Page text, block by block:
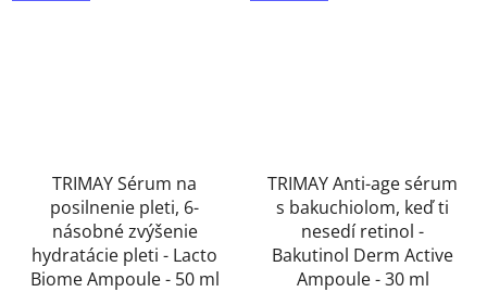
TRIMAY Sérum na
posilnenie pleti, 6-
násobné zvýšenie
hydratácie pleti - Lacto
Biome Ampoule - 50 ml
TRIMAY Anti-age sérum
s bakuchiolom, keď ti
nesedí retinol -
Bakutinol Derm Active
Ampoule - 30 ml